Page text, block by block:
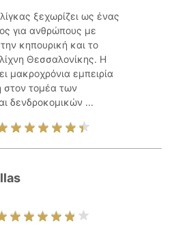
ξεχωρίζει ως ένας
για ανθρώπους με
κηπουρική και το
Θεσσαλονίκης. Η
μακροχρόνια εμπειρία
στον τομέα των
δενδροκομικών ...